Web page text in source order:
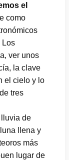
el
como
Los
ver unos
la clave
el cielo y lo
tres
de
llena y
más
lugar de